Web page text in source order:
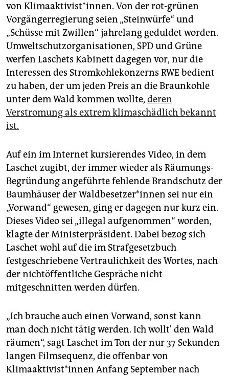
von Klimaaktivist*innen. Von der rot-grünen
Vorgängerregierung seien „Steinwürfe“ und
„Schüsse mit Zwillen“ jahrelang geduldet worden.
Umweltschutzorganisationen, SPD und Grüne
werfen Laschets Kabinett dagegen vor, nur die
Interessen des Stromkohlekonzerns RWE bedient
zu haben, der um jeden Preis an die Braunkohle
unter dem Wald kommen wollte, deren
Verstromung als extrem klimaschädlich bekannt
ist.
Auf ein im Internet kursierendes Video, in dem
Laschet zugibt, der immer wieder als Räumungs-
Begründung angeführte fehlende Brandschutz der
Baumhäuser der Waldbesetzer*innen sei nur ein
„Vorwand“ gewesen, ging er dagegen nur kurz ein.
Dieses Video sei „illegal aufgenommen“ worden,
klagte der Ministerpräsident. Dabei bezog sich
Laschet wohl auf die im Strafgesetzbuch
festgeschriebene Vertraulichkeit des Wortes, nach
der nichtöffentliche Gespräche nicht
mitgeschnitten werden dürfen.
„Ich brauche auch einen Vorwand, sonst kann
man doch nicht tätig werden. Ich wollt' den Wald
räumen“, sagt Laschet im Ton der nur 37 Sekunden
langen Filmsequenz, die offenbar von
Klimaaktivist*innen Anfang September nach